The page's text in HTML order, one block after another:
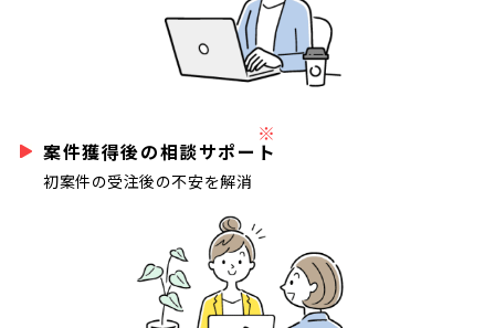
案件獲得後の相談サポート
※
初案件の受注後の不安を解消